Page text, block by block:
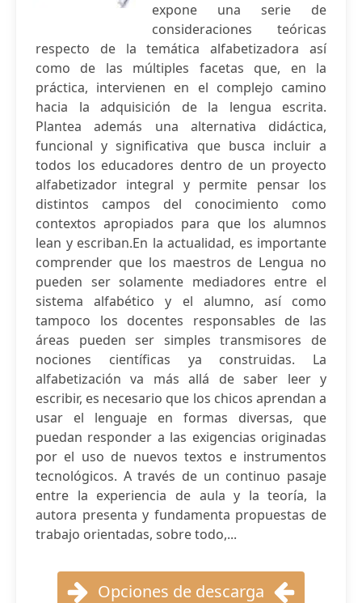
expone una serie de
consideraciones teóricas
respecto de la temática alfabetizadora así
como de las múltiples facetas que, en la
práctica, intervienen en el complejo camino
hacia la adquisición de la lengua escrita.
Plantea además una alternativa didáctica,
funcional y significativa que busca incluir a
todos los educadores dentro de un proyecto
alfabetizador integral y permite pensar los
distintos campos del conocimiento como
contextos apropiados para que los alumnos
lean y escriban.En la actualidad, es importante
comprender que los maestros de Lengua no
pueden ser solamente mediadores entre el
sistema alfabético y el alumno, así como
tampoco los docentes responsables de las
áreas pueden ser simples transmisores de
nociones científicas ya construidas. La
alfabetización va más allá de saber leer y
escribir, es necesario que los chicos aprendan a
usar el lenguaje en formas diversas, que
puedan responder a las exigencias originadas
por el uso de nuevos textos e instrumentos
tecnológicos. A través de un continuo pasaje
entre la experiencia de aula y la teoría, la
autora presenta y fundamenta propuestas de
trabajo orientadas, sobre todo,...
Opciones de descarga